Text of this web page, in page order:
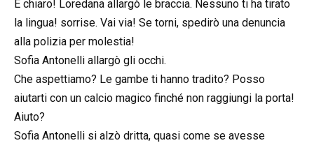
È chiaro! Loredana allargò le braccia. Nessuno ti ha tirato
la lingua! sorrise. Vai via! Se torni, spedirò una denuncia
alla polizia per molestia!
Sofia Antonelli allargò gli occhi.
Che aspettiamo? Le gambe ti hanno tradito? Posso
aiutarti con un calcio magico finché non raggiungi la porta!
Aiuto?
Sofia Antonelli si alzò dritta, quasi come se avesse